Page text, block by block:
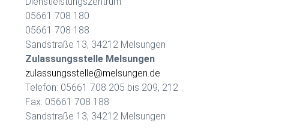
05661 708 180
05661 708 188
Sandstraße 13, 34212 Melsungen
Zulassungsstelle Melsungen
zulassungsstelle@melsungen.de
Telefon: 05661 708 205 bis 209, 212
Fax: 05661 708 188
Sandstraße 13, 34212 Melsungen